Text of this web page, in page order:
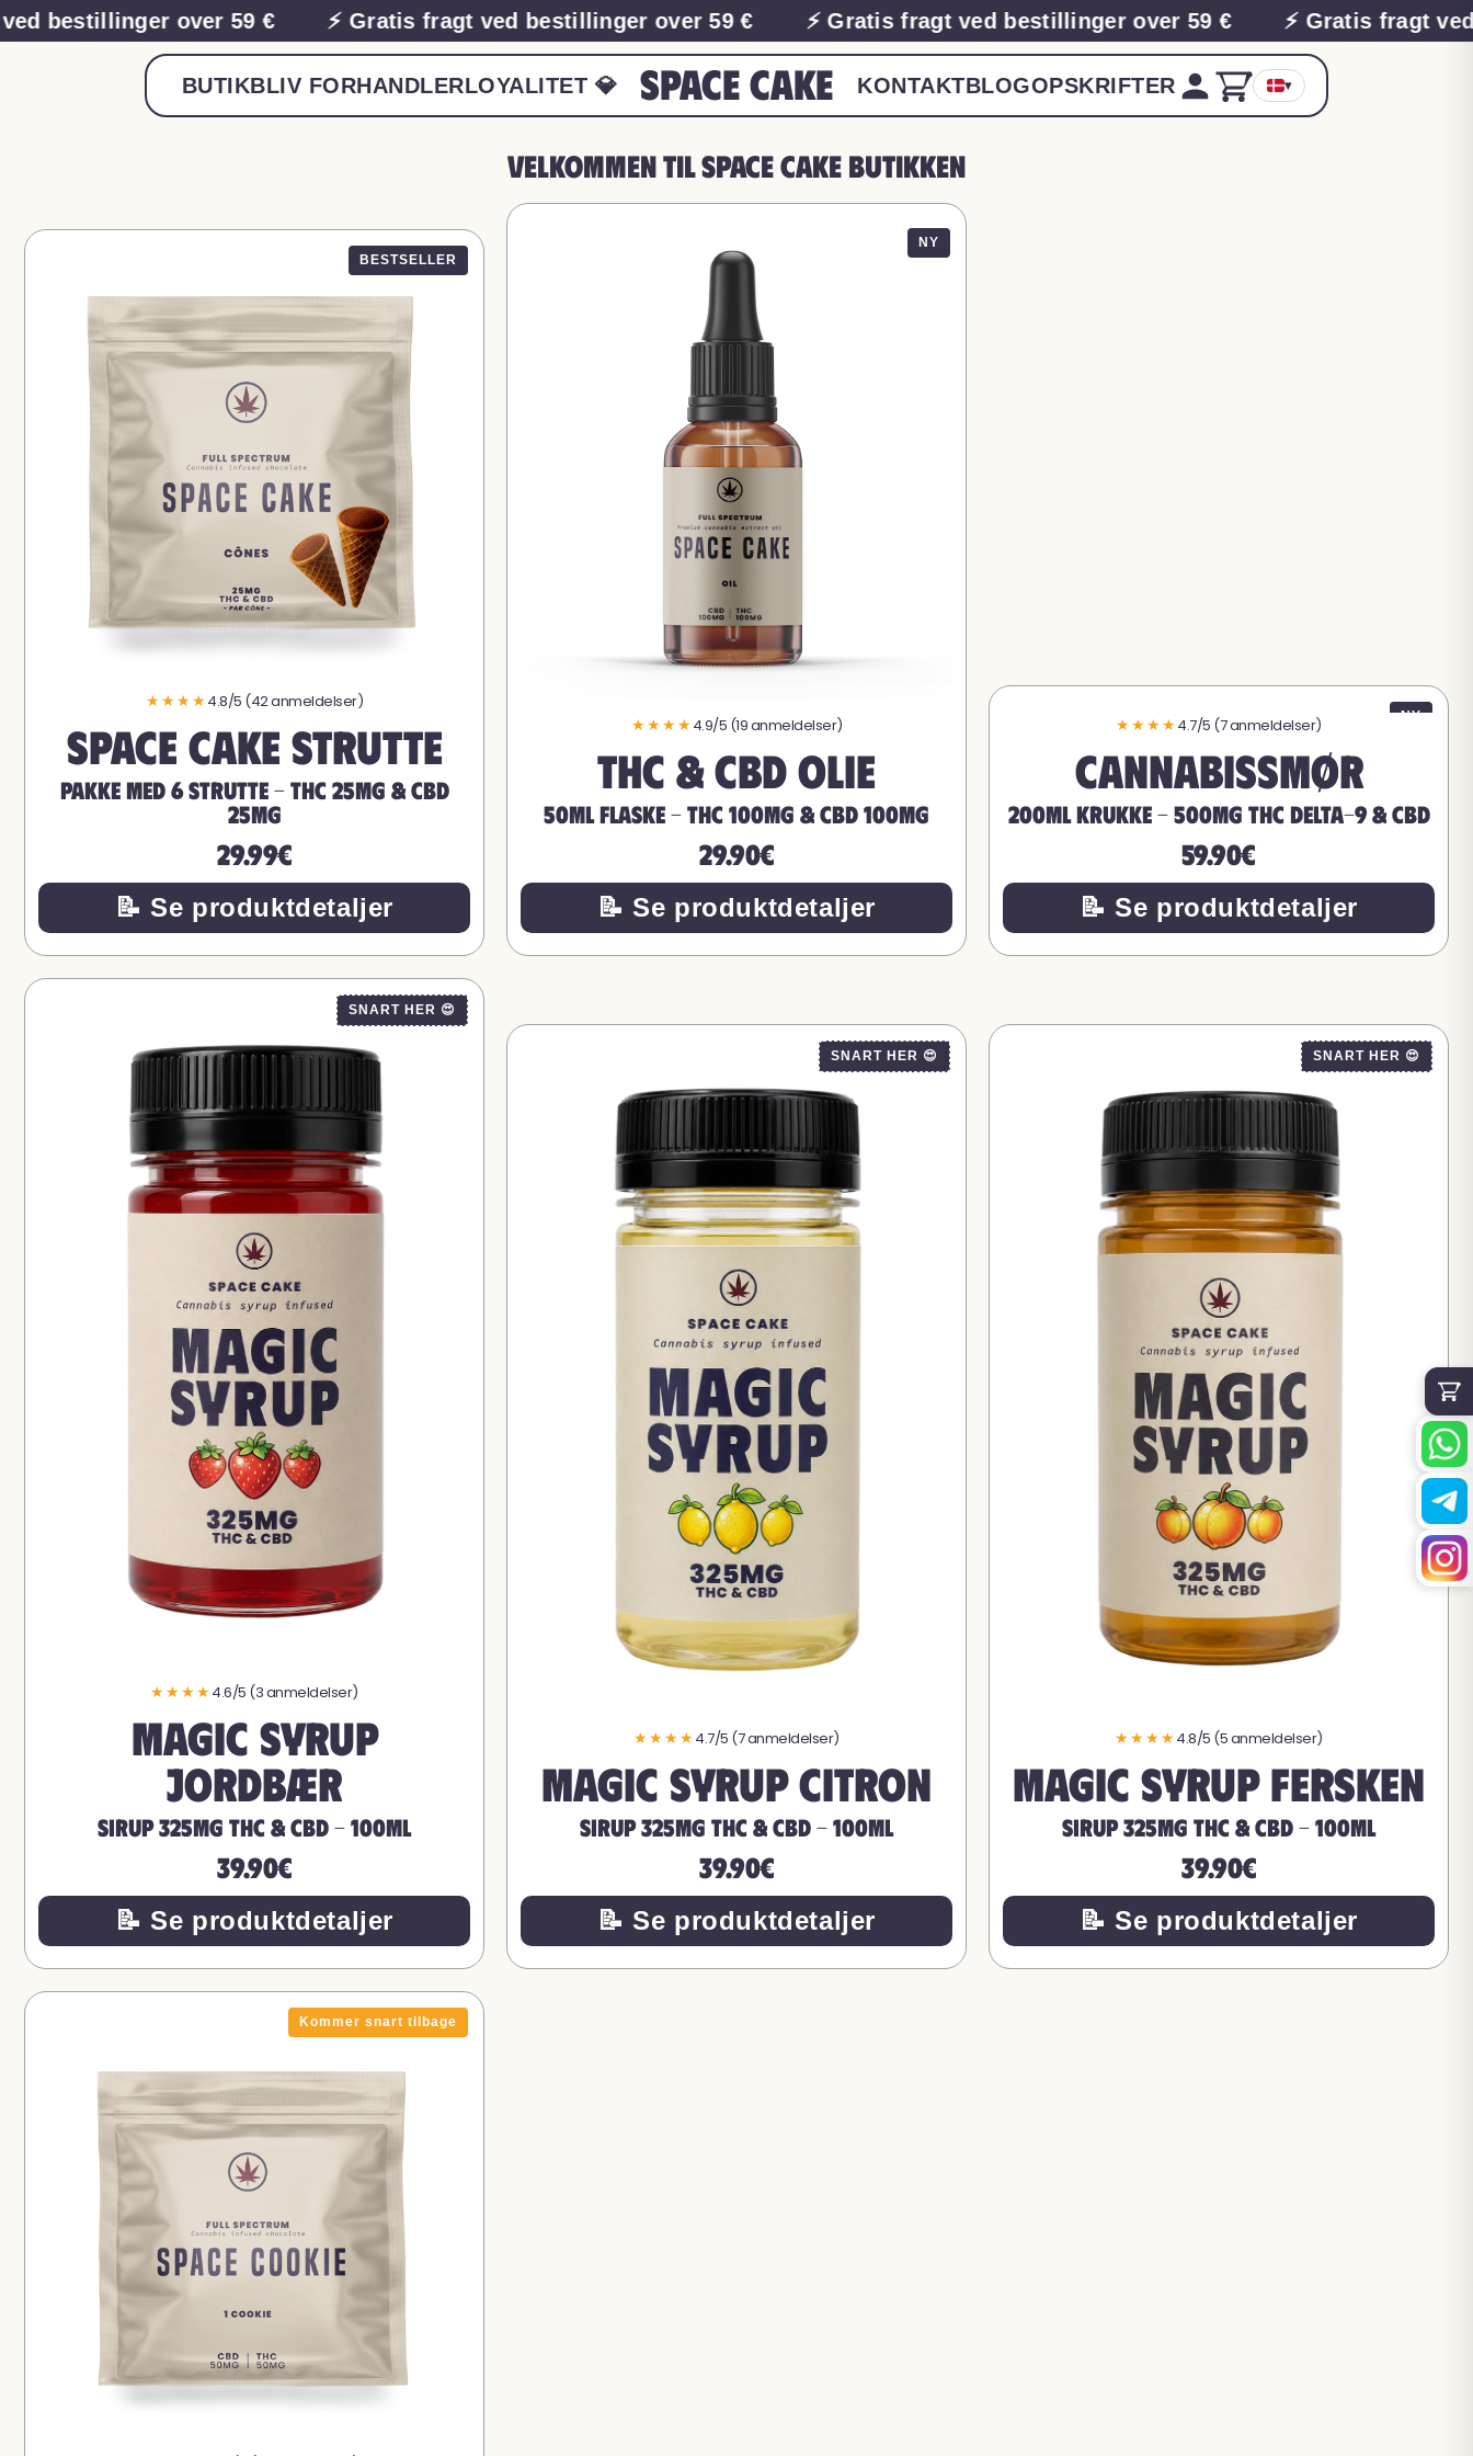
bestillinger over 59 € ⚡ Gratis fragt ved bestillinger over 59 € ⚡ Gratis fragt ved bestillinger over 59 € ⚡ Gratis fragt ved
BUTIKBLIV FORHANDLERLOYALITET 💎 Space Cake KONTAKTBLOGOPSKRIFTER ▾
Velkommen til Space Cake Butikken
BESTSELLER
★★★★4.8/5 (42 anmeldelser)
Space Cake strutte
PAKKE MED 6 STRUTTE - THC 25MG & CBD
25MG
29.99€
📝 Se produktdetaljer
NY
★★★★4.9/5 (19 anmeldelser)
THC & CBD olie
50ML FLASKE - THC 100MG & CBD 100MG
29.90€
📝 Se produktdetaljer
NY
★★★★4.7/5 (7 anmeldelser)
Cannabissmør
200ML KRUKKE - 500MG THC Delta-9 & CBD
59.90€
📝 Se produktdetaljer
SNART HER 😍
★★★★4.6/5 (3 anmeldelser)
Magic Syrup
Jordbær
Sirup 325mg THC & CBD - 100ML
39.90€
📝 Se produktdetaljer
SNART HER 😍
★★★★4.7/5 (7 anmeldelser)
Magic Syrup Citron
Sirup 325mg THC & CBD - 100ML
39.90€
📝 Se produktdetaljer
SNART HER 😍
★★★★4.8/5 (5 anmeldelser)
Magic Syrup Fersken
Sirup 325mg THC & CBD - 100ML
39.90€
📝 Se produktdetaljer
Kommer snart tilbage